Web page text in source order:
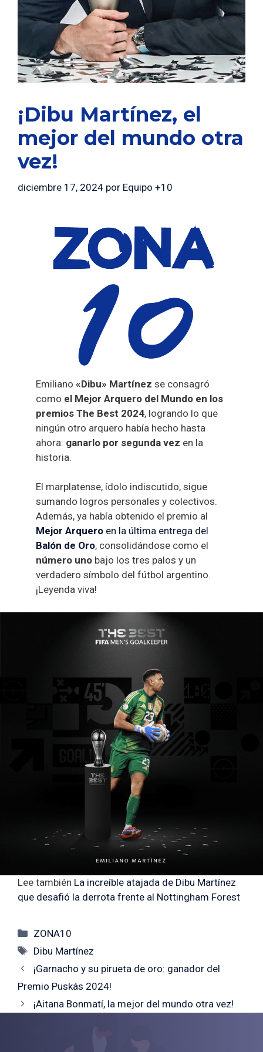
¡Dibu Martínez, el
mejor del mundo otra
vez!
diciembre 17, 2024 por Equipo +10
Emiliano«Dibu» Martínez se consagró
como el Mejor Arquero del Mundo en los
premios The Best 2024, logrando lo que
ningún otro arquero había hecho hasta
ahora: ganarlo por segunda vez en la
historia.
El marplatense, ídolo indiscutido, sigue
sumando logros personales y colectivos.
Además, ya había obtenido el premio al
Mejor Arquero en la última entrega del
Balón de Oro, consolidándose como el
número uno bajo los tres palos y un
verdadero símbolo del fútbol argentino.
¡Leyenda viva!
Lee también La increíble atajada de Dibu Martínez
que desafió la derrota frente al Nottingham Forest
Categorías
ZONA10
Etiquetas
Dibu Martínez
¡Garnacho y su pirueta de oro: ganador del
Premio Puskás 2024!
¡Aitana Bonmatí, la mejor del mundo otra vez!